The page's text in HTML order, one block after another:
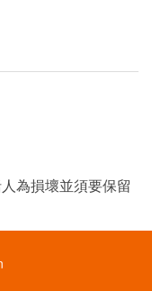
為損壞並須要保留